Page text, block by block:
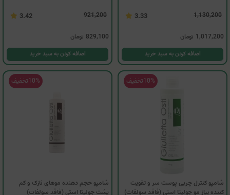
1,130,200
3.33
1,017,200 تومان
اضافه کردن به سبد خرید
921,200
3.42
829,100 تومان
اضافه کردن به سبد خرید
10%تخفیف
شامپو کنترل چربی پوست سر و تقویت
کننده پیاز مو جولیتا استی (فاقد سولفات)
10%تخفیف
شامپو حجم دهنده موهای نازک و کم
پشت جولیتا استی (فاقد سولفات)